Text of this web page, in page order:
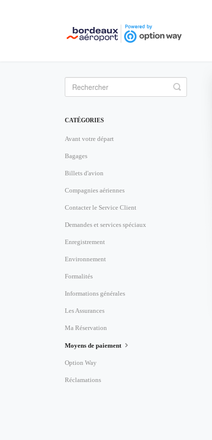
Toggle
Search
CATÉGORIES
Avant votre départ
Bagages
Billets d'avion
Compagnies aériennes
Contacter le Service Client
Demandes et services spéciaux
Enregistrement
Environnement
Formalités
Informations générales
Les Assurances
Ma Réservation
Moyens de paiement
Option Way
Réclamations